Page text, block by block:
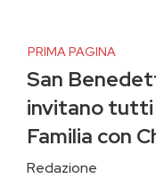
PRIMA PAGINA
San
invitano tutti
Familia con
Redazione